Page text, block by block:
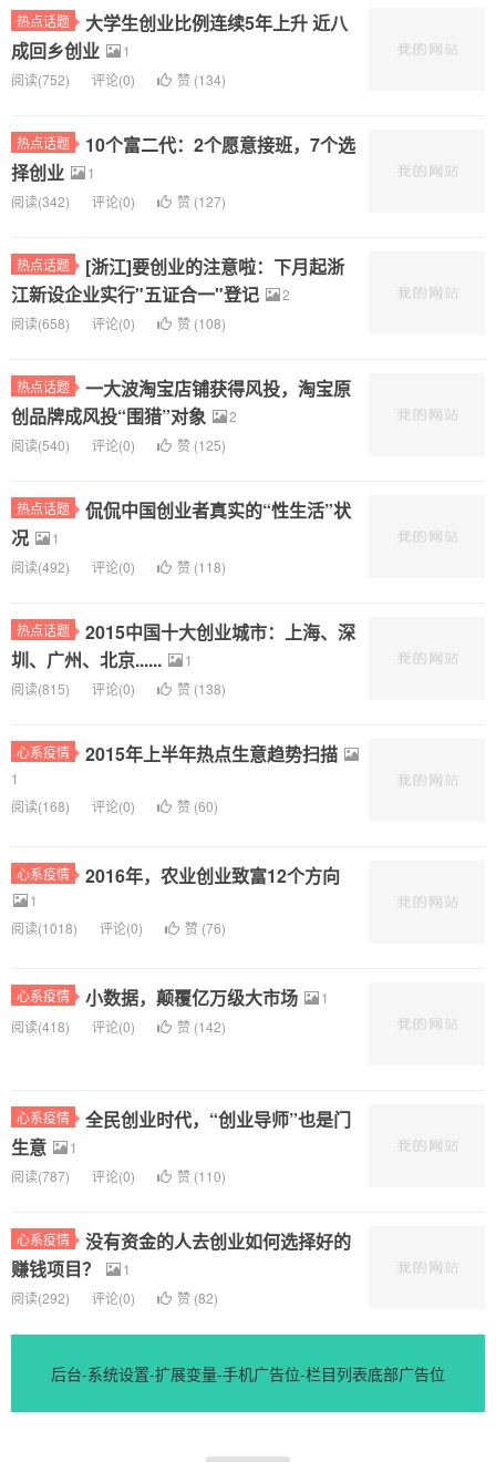
热点话题
大学生创业比例连续5年上升 近八
成回乡创业
1
阅读(752) 评论(0) 赞 (134)
热点话题
10个富二代：2个愿意接班，7个选
择创业
1
阅读(342) 评论(0) 赞 (127)
热点话题
[浙江]要创业的注意啦：下月起浙
江新设企业实行"五证合一"登记
2
阅读(658) 评论(0) 赞 (108)
热点话题
一大波淘宝店铺获得风投，淘宝原
创品牌成风投“围猎”对象
2
阅读(540) 评论(0) 赞 (125)
热点话题
侃侃中国创业者真实的“性生活”状
况
1
阅读(492) 评论(0) 赞 (118)
热点话题
2015中国十大创业城市：上海、深
圳、广州、北京......
1
阅读(815) 评论(0) 赞 (138)
心系疫情 2015年上半年热点生意趋势扫描
1
阅读(168) 评论(0) 赞 (60)
心系疫情 2016年，农业创业致富12个方向
1
阅读(1018) 评论(0) 赞 (76)
心系疫情 小数据，颠覆亿万级大市场
1
阅读(418) 评论(0) 赞 (142)
心系疫情
全民创业时代，“创业导师”也是门
生意
1
阅读(787) 评论(0) 赞 (110)
心系疫情
没有资金的人去创业如何选择好的
赚钱项目？
1
阅读(292) 评论(0) 赞 (82)
后台-系统设置-扩展变量-手机广告位-栏目列表底部广告位